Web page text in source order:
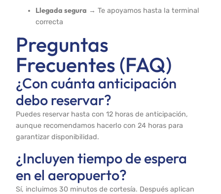
Llegada segura → Te apoyamos hasta la terminal
correcta
Preguntas
Frecuentes (FAQ)
¿Con cuánta anticipación
debo reservar?
Puedes reservar hasta con 12 horas de anticipación,
aunque recomendamos hacerlo con 24 horas para
garantizar disponibilidad.
¿Incluyen tiempo de espera
en el aeropuerto?
Sí, incluimos 30 minutos de cortesía. Después aplican